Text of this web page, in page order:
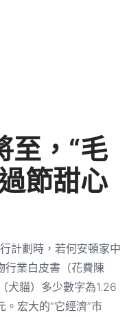
至，“毛
節甜心
計劃時，若何安頓家中
行業白皮書（花費陳
犬貓）多少數字為1.26
宏大的“它經濟”市